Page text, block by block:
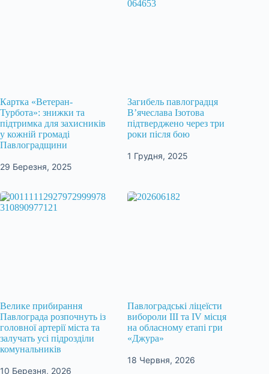
Картка «Ветеран-
Турбота»: знижки та
підтримка для захисників
у кожній громаді
Павлоградщини
29 Березня, 2025
Загибель павлоградця
В’ячеслава Ізотова
підтверджено через три
роки після бою
1 Грудня, 2025
Велике прибирання
Павлограда розпочнуть із
головної артерії міста та
залучать усі підрозділи
комунальників
10 Березня, 2026
Павлоградські ліцеїсти
вибороли ІІІ та IV місця
на обласному етапі гри
«Джура»
18 Червня, 2026